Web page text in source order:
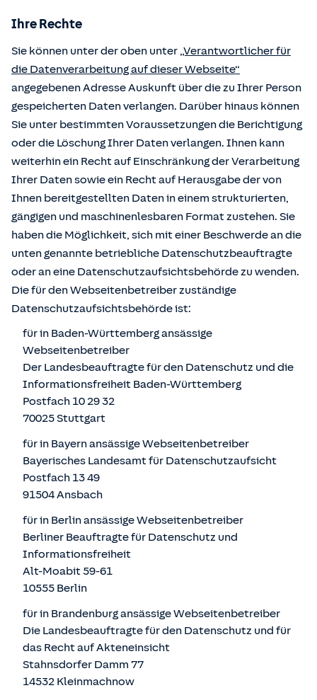
Ihre Rechte
Sie können unter der oben unter „Verantwortlicher für
die Datenverarbeitung auf dieser Webseite“
angegebenen Adresse Auskunft über die zu Ihrer Person
gespeicherten Daten verlangen. Darüber hinaus können
Sie unter bestimmten Voraussetzungen die Berichtigung
oder die Löschung Ihrer Daten verlangen. Ihnen kann
weiterhin ein Recht auf Einschränkung der Verarbeitung
Ihrer Daten sowie ein Recht auf Herausgabe der von
Ihnen bereitgestellten Daten in einem strukturierten,
gängigen und maschinenlesbaren Format zustehen. Sie
haben die Möglichkeit, sich mit einer Beschwerde an die
unten genannte betriebliche Datenschutzbeauftragte
oder an eine Datenschutzaufsichtsbehörde zu wenden.
Die für den Webseitenbetreiber zuständige
Datenschutzaufsichtsbehörde ist:
für in Baden-Württemberg ansässige
Webseitenbetreiber
Der Landesbeauftragte für den Datenschutz und die
Informationsfreiheit Baden-Württemberg
Postfach 10 29 32
70025 Stuttgart
für in Bayern ansässige Webseitenbetreiber
Bayerisches Landesamt für Datenschutzaufsicht
Postfach 13 49
91504 Ansbach
für in Berlin ansässige Webseitenbetreiber
Berliner Beauftragte für Datenschutz und
Informationsfreiheit
Alt-Moabit 59-61
10555 Berlin
für in Brandenburg ansässige Webseitenbetreiber
Die Landesbeauftragte für den Datenschutz und für
das Recht auf Akteneinsicht
Stahnsdorfer Damm 77
14532 Kleinmachnow